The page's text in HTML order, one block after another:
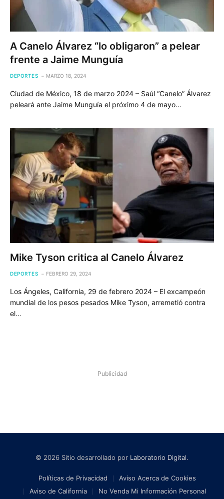
A Canelo Álvarez “lo obligaron” a pelear
frente a Jaime Munguía
DEPORTES MARZO 18, 2024
Ciudad de México, 18 de marzo 2024 – Saúl “Canelo” Álvarez
peleará ante Jaime Munguía el próximo 4 de mayo…
Mike Tyson critica al Canelo Álvarez
DEPORTES FEBRERO 29, 2024
Los Ángeles, California, 29 de febrero 2024 – El excampeón
mundial de los pesos pesados Mike Tyson, arremetió contra
el…
Publicidad
© 2026 Sitio desarrollado por Laboratorio Digital.
Políticas de Privacidad
Aviso Acerca de Cookies
Aviso de California
No Venda Mi Información Personal